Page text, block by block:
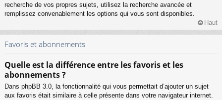
recherche de vos propres sujets, utilisez la recherche avancée et
remplissez convenablement les options qui vous sont disponibles.
Haut
Favoris et abonnements
Quelle est la différence entre les favoris et les
abonnements ?
Dans phpBB 3.0, la fonctionnalité qui vous permettait d’ajouter un sujet
aux favoris était similaire à celle présente dans votre navigateur internet.